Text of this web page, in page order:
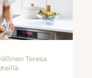
Teresa